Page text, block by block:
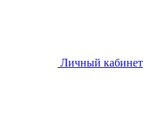
Личный кабинет